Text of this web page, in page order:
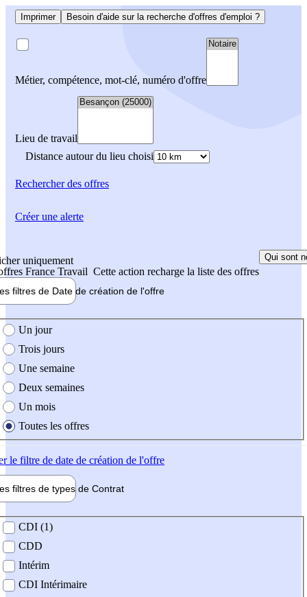
Imprimer Besoin d'aide sur la recherche d'offres d'emploi ?
Métier, compétence, mot-clé, numéro d'offre
Lieu de travail
Distance autour du lieu choisi
Rechercherdes offres
uniquement
France Travail Cette action recharge la liste des offres
Qui sont
filtres de Date de création de l'offre
création de l'offre
Un jour
Trois jours
Une semaine
Deux semaines
Un mois
Toutes les offres
le filtre de date de création de l'offre
filtres de types de Contrat
contrat
CDI (1)
CDD
Intérim
CDI Intérimaire
Créer une alerte